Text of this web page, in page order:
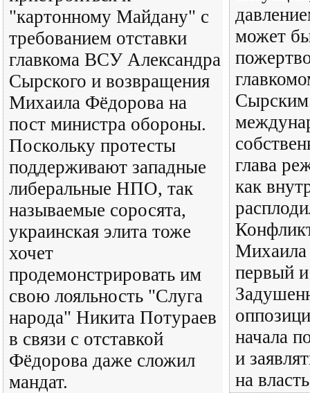
"картонному Майдану" с
требованием отставки
главкома ВСУ Александра
Сырского и возвращения
Михаила Фёдорова на
пост министра обороны.
Поскольку протесты
поддерживают западные
либеральные НПО, так
называемые соросята,
украинская элита тоже
хочет
продемонстрировать им
свою лояльность "Слуга
народа" Никита Потураев
в связи с отставкой
Фёдорова даже сложил
мандат.
может
глава
как
Михаила
первый
начала
и
на